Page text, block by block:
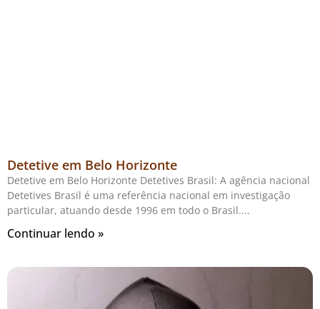
Detetive em Belo Horizonte
Detetive em Belo Horizonte Detetives Brasil: A agência nacional
Detetives Brasil é uma referência nacional em investigação
particular, atuando desde 1996 em todo o Brasil.
Continuar lendo »